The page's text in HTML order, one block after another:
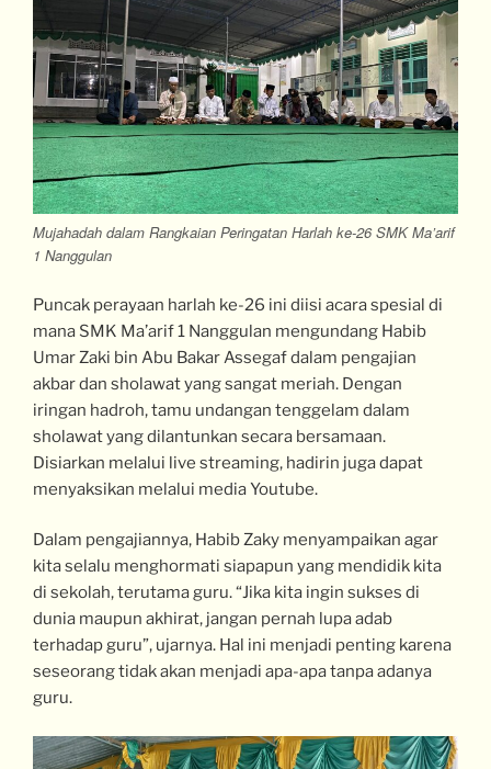
Mujahadah dalam Rangkaian Peringatan Harlah ke-26 SMK Ma’arif
1 Nanggulan
Puncak perayaan harlah ke-26 ini diisi acara spesial di
mana SMK Ma’arif 1 Nanggulan mengundang Habib
Umar Zaki bin Abu Bakar Assegaf dalam pengajian
akbar dan sholawat yang sangat meriah. Dengan
iringan hadroh, tamu undangan tenggelam dalam
sholawat yang dilantunkan secara bersamaan.
Disiarkan melalui live streaming, hadirin juga dapat
menyaksikan melalui media Youtube.
Dalam pengajiannya, Habib Zaky menyampaikan agar
kita selalu menghormati siapapun yang mendidik kita
di sekolah, terutama guru. “Jika kita ingin sukses di
dunia maupun akhirat, jangan pernah lupa adab
terhadap guru”, ujarnya. Hal ini menjadi penting karena
seseorang tidak akan menjadi apa-apa tanpa adanya
guru.